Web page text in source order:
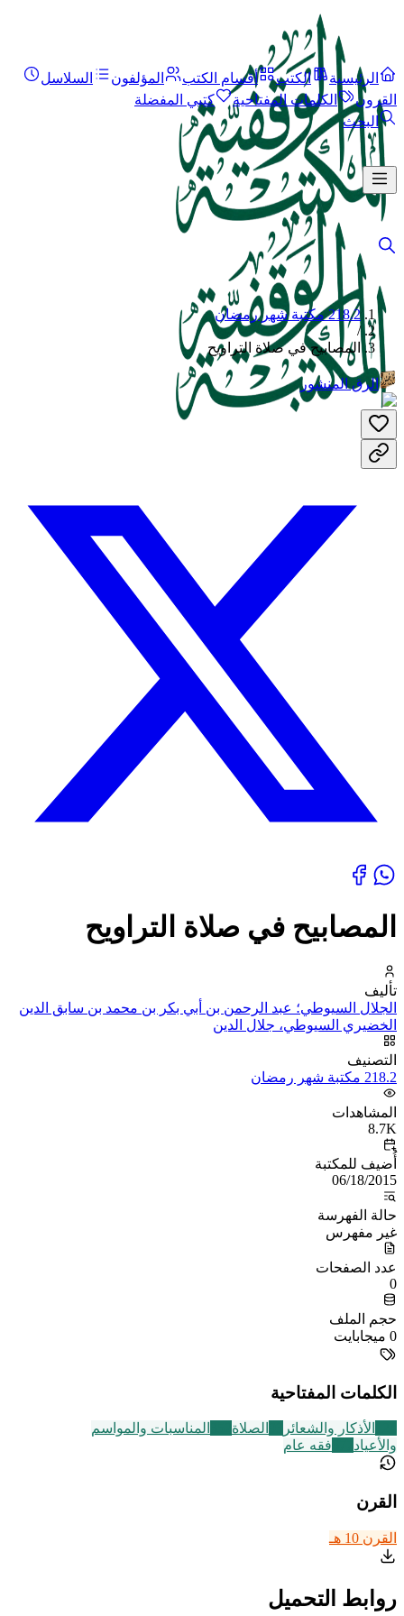
الرئيسية الكتب أقسام الكتب المؤلفون
السلاسل
القرون
الكلمات المفتاحية
كتبي المفضلة
البحث
218.2 مكتبة شهر رمضان
/
المصابيح في صلاة التراويح
الرق المنشور
المصابيح في صلاة التراويح
تأليف
الجلال السيوطي؛ عبد الرحمن بن أبي بكر بن محمد بن سابق الدين
الخضيري السيوطي، جلال الدين
التصنيف
218.2 مكتبة شهر رمضان
المشاهدات
8.7K
أُضيف للمكتبة
06/18/2015
حالة الفهرسة
غير مفهرس
عدد الصفحات
0
حجم الملف
0 ميجابايت
الكلمات المفتاحية
الأذكار والشعائر الصلاة
المناسبات والمواسم
والأعياد
فقه عام
القرن
القرن 10 هـ
روابط التحميل